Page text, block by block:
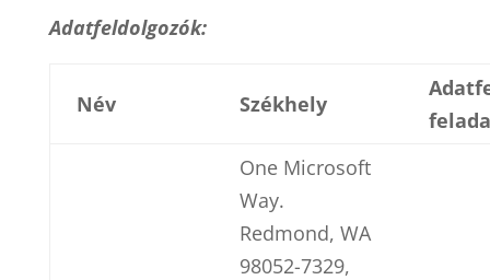
Adatfeldolgozók:
Név Székhely
One Microsoft
Way.
Redmond, WA
98052-7329,